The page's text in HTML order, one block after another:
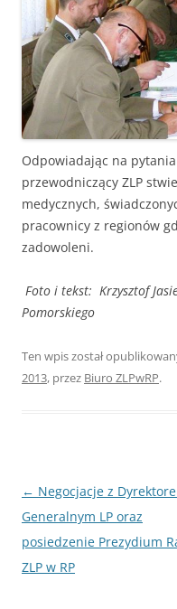
Odpowiadając na
przewodniczący ZLP
medycznych,
pracownicy z regionów
zadowoleni.
Foto i tekst: Krzysztof
Pomorskiego
Ten wpis został
2013, przez Biuro ZLPwRP.
Nawigacja
wpisu
← Negocjacje z
Generalnym LP oraz
posiedzenie Prezydium
ZLP w RP